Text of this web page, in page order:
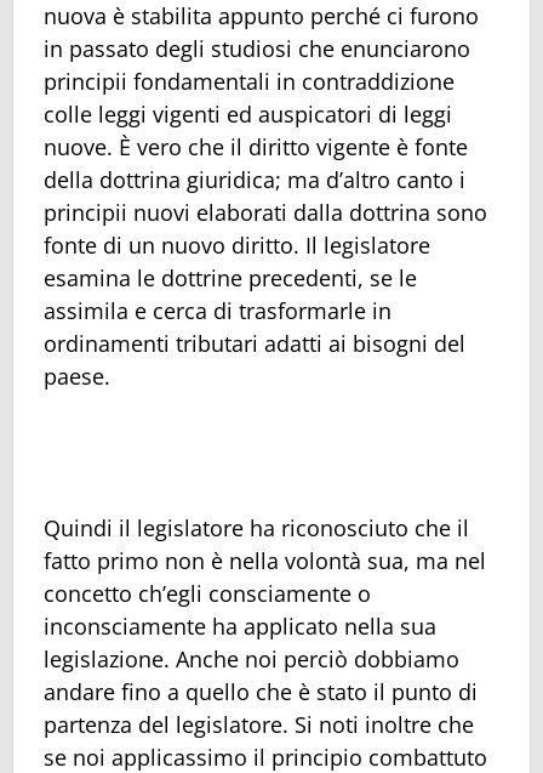
nuova è stabilita appunto perché ci furono
in passato degli studiosi che enunciarono
principii fondamentali in contraddizione
colle leggi vigenti ed auspicatori di leggi
nuove. È vero che il diritto vigente è fonte
della dottrina giuridica; ma d’altro canto i
principii nuovi elaborati dalla dottrina sono
fonte di un nuovo diritto. Il legislatore
esamina le dottrine precedenti, se le
assimila e cerca di trasformarle in
ordinamenti tributari adatti ai bisogni del
paese.
Quindi il legislatore ha riconosciuto che il
fatto primo non è nella volontà sua, ma nel
concetto ch’egli consciamente o
inconsciamente ha applicato nella sua
legislazione. Anche noi perciò dobbiamo
andare fino a quello che è stato il punto di
partenza del legislatore. Si noti inoltre che
se noi applicassimo il principio combattuto